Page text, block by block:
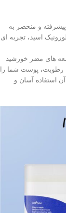
و منحصر‌ به‌
که با ترکیب بی‌نظیر ۸ نوع هیالورونیک اسید، تجربه‌ ای
های مضر خورشید
رطوبت، پوست شما را
استفاده آسان و